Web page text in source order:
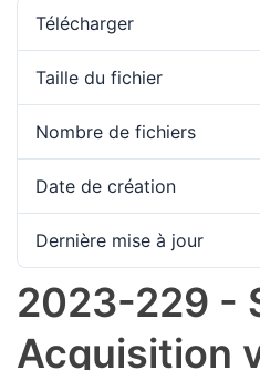
Télécharger
Taille du fichier
Nombre de fichiers
Date de création
Dernière mise à jour
2023-229 -
Acquisition